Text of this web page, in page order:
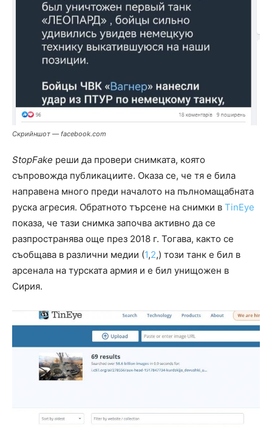
Скрийншот — facebook.com
StopFake реши да провери снимката, която
съпровожда публикациите. Оказа се, че тя е била
направена много преди началото на пълномащабната
руска агресия. Обратното търсене на снимки в TinEye
показа, че тази снимка започва активно да се
разпространява още през 2018 г. Тогава, както се
съобщава в различни медии (1,2,) този танк е бил в
арсенала на турската армия и е бил унищожен в
Сирия.